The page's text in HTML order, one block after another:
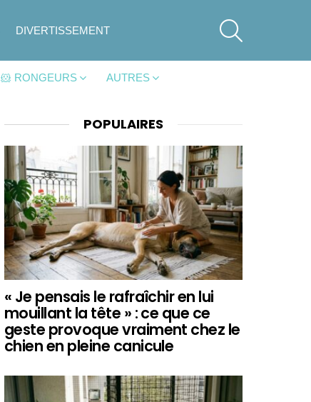
DIVERTISSEMENT
🐹 RONGEURS AUTRES
POPULAIRES
« Je pensais le rafraîchir en lui
mouillant la tête » : ce que ce
geste provoque vraiment chez le
chien en pleine canicule